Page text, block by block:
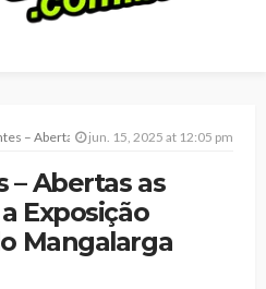
as inscrições para a Exposição Especializada do Mangalarga Marchador
jun. 15, 2025 at 12:05 pm
– Abertas as
Exposição
Mangalarga